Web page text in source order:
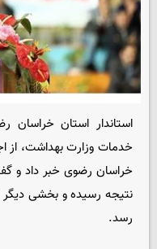
استاندار استان
خراسان رضوی خبر داد و
نتیجه رسیده و بخشی دیگر
رسد.